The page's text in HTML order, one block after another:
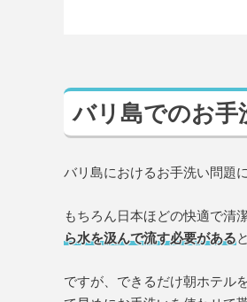
バリ島でのお手
バリ島におけるお手洗い問題
もちろん日本ほどの快適で清
ら水を汲んで流す必要がある
ですが、できるだけ朝ホテル